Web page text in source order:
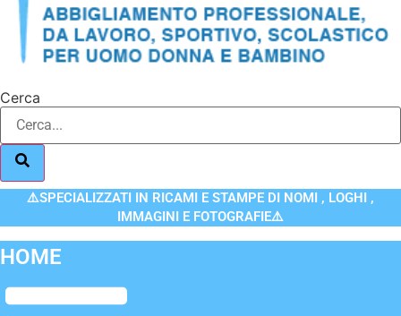
Cerca
⚠️SPECIALIZZATI IN RICAMI E STAMPE DI NOMI , LOGHI ,
IMMAGINI E FOTOGRAFIE⚠️
HOME
Flyout
Menu